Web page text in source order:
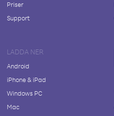
Priser
Support
LADDA NER
Android
iPhone & iPad
Windows PC
Mac